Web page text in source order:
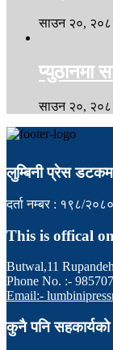
साउन २०,
प्युठानमा
साउन २०,
लुम्बिनी प्रेस
दर्ता नम्बर : १९८/
This is offical
Butwal,11
Phone No. :-
Email:-
कुनै पनि सहकार्यको